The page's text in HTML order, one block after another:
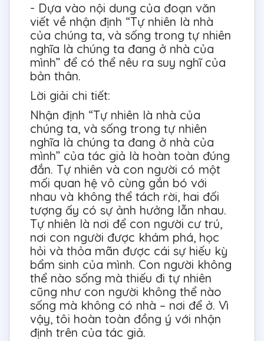
- Dựa vào nội dung của đoạn văn
viết về nhận định “Tự nhiên là nhà
của chúng ta, và sống trong tự nhiên
nghĩa là chúng ta đang ở nhà của
mình” để có thể nêu ra suy nghĩ của
bản thân.
Lời giải chi tiết:
Nhận định “Tự nhiên là nhà của
chúng ta, và sống trong tự nhiên
nghĩa là chúng ta đang ở nhà của
mình” của tác giả là hoàn toàn đúng
đắn. Tự nhiên và con người có một
mối quan hệ vô cùng gắn bó với
nhau và không thể tách rời, hai đối
tượng ấy có sự ảnh hưởng lẫn nhau.
Tự nhiên là nơi để con người cư trú,
nơi con người được khám phá, học
hỏi và thỏa mãn được cái sự hiếu kỳ
bẩm sinh của mình. Con người không
thể nào sống mà thiếu đi tự nhiên
cũng như con người không thể nào
sống mà không có nhà – nơi để ở. Vì
vậy, tôi hoàn toàn đồng ý với nhận
định trên của tác giả.